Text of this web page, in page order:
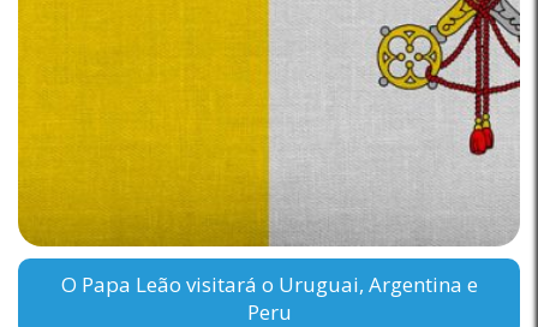
O Papa Leão visitará o Uruguai, Argentina e
Peru